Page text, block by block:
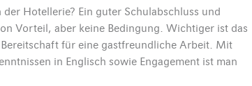
Hotellerie? Ein guter Schulabschluss und
Vorteil, aber keine Bedingung. Wichtiger ist das
Bereitschaft für eine gastfreundliche Arbeit. Mit
in Englisch sowie Engagement ist man